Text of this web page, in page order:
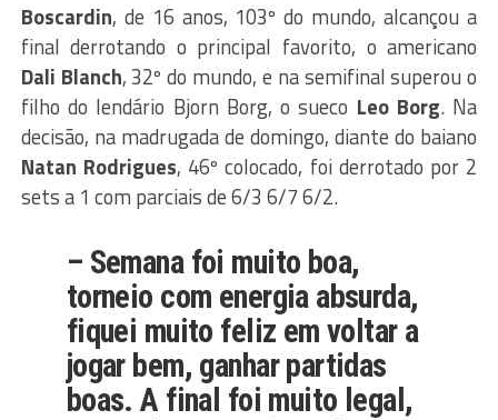
Boscardin, de 16 anos, 103º do mundo, alcançou a
final derrotando o principal favorito, o americano
Dali Blanch, 32º do mundo, e na semifinal superou o
filho do lendário Bjorn Borg, o sueco Leo Borg. Na
decisão, na madrugada de domingo, diante do baiano
Natan Rodrigues, 46º colocado, foi derrotado por 2
sets a 1 com parciais de 6/3 6/7 6/2.
– Semana foi muito boa,
torneio com energia absurda,
fiquei muito feliz em voltar a
jogar bem, ganhar partidas
boas. A final foi muito legal,